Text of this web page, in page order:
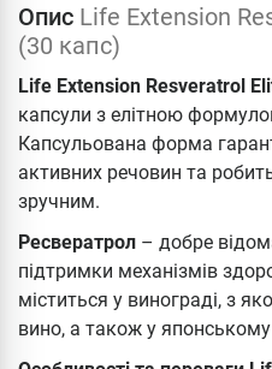
Опис Life Extension
(30 капс)
Life Extension Resveratrol
капсули з елітною
Капсульована форма
активних речовин та
зручним.
Ресвератрол – добре
підтримки механізмів
міститься у винограді, з
вино, а також у